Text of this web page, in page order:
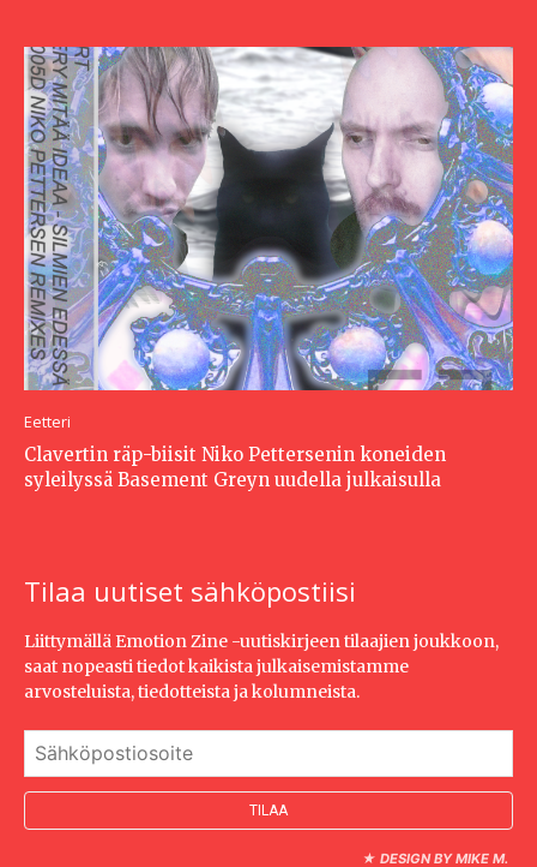
Eetteri
Clavertin räp-biisit Niko Pettersenin koneiden
syleilyssä Basement Greyn uudella julkaisulla
Tilaa uutiset sähköpostiisi
Liittymällä Emotion Zine -uutiskirjeen tilaajien joukkoon,
saat nopeasti tiedot kaikista julkaisemistamme
arvosteluista, tiedotteista ja kolumneista.
★ DESIGN BY MIKE M.